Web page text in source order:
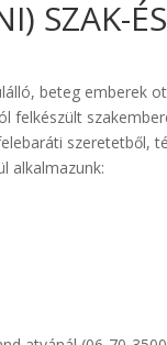
SZAK-
beteg emberek
felkészült
szeretetből,
alkalmazunk: